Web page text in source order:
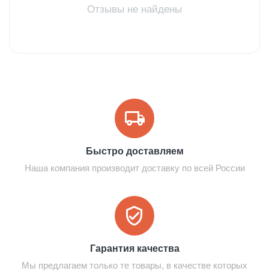
Отзывы не найдены
Быстро доставляем
Наша компания производит доставку по всей России
Гарантия качества
Мы предлагаем только те товары, в качестве которых